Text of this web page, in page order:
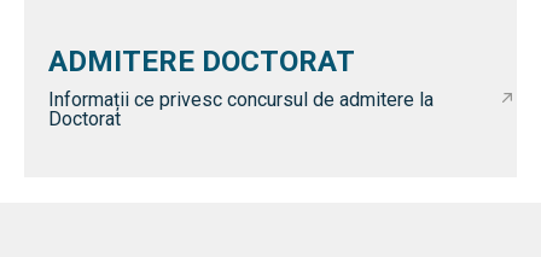
ADMITERE DOCTORAT
Informații ce privesc concursul de admitere la
Doctorat